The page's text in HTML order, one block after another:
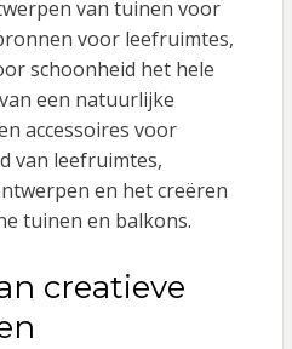
van tuinen voor
voor leefruimtes,
schoonheid het hele
een natuurlijke
accessoires voor
van leefruimtes,
en het creëren
tuinen en balkons.
creatieve